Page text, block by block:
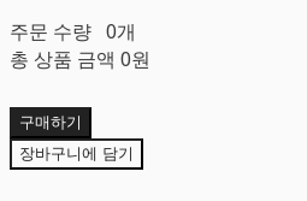
주문 수량 0개
총 상품 금액 0원
구매하기
장바구니에 담기